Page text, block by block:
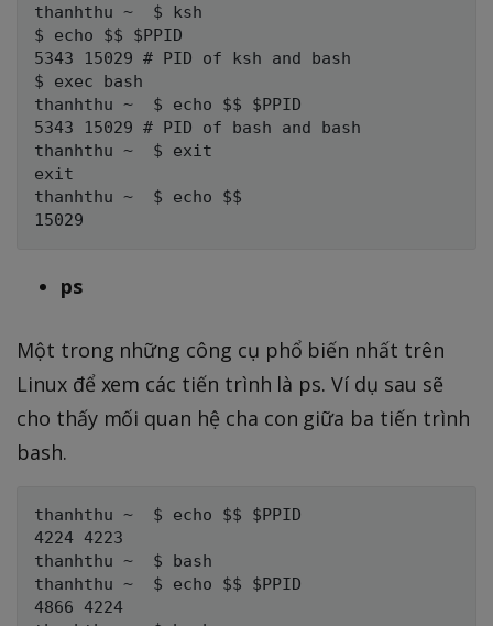
thanhthu ~  $ ksh
$ echo $$ $PPID
5343 15029 # PID of ksh and bash
$ exec bash
thanhthu ~  $ echo $$ $PPID
5343 15029 # PID of bash and bash
thanhthu ~  $ exit
exit
thanhthu ~  $ echo $$
ps
Một trong những công cụ phổ biến nhất trên
Linux để xem các tiến trình là ps. Ví dụ sau sẽ
cho thấy mối quan hệ cha con giữa ba tiến trình
bash.
thanhthu ~  $ echo $$ $PPID
4224 4223
thanhthu ~  $ bash
thanhthu ~  $ echo $$ $PPID
4866 4224